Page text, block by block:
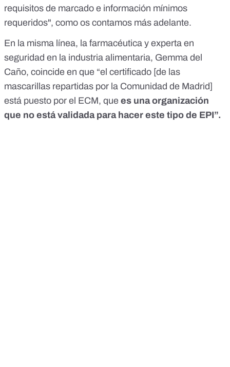
requisitos de marcado e información mínimos
requeridos", como os contamos más adelante.
En la misma línea, la farmacéutica y experta en
seguridad en la industria alimentaria, Gemma del
Caño, coincide en que “el certificado [de las
mascarillas repartidas por la Comunidad de Madrid]
está puesto por el ECM, que es una organización
que no está validada para hacer este tipo de EPI”.